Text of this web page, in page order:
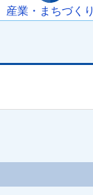
産業・まちづくり